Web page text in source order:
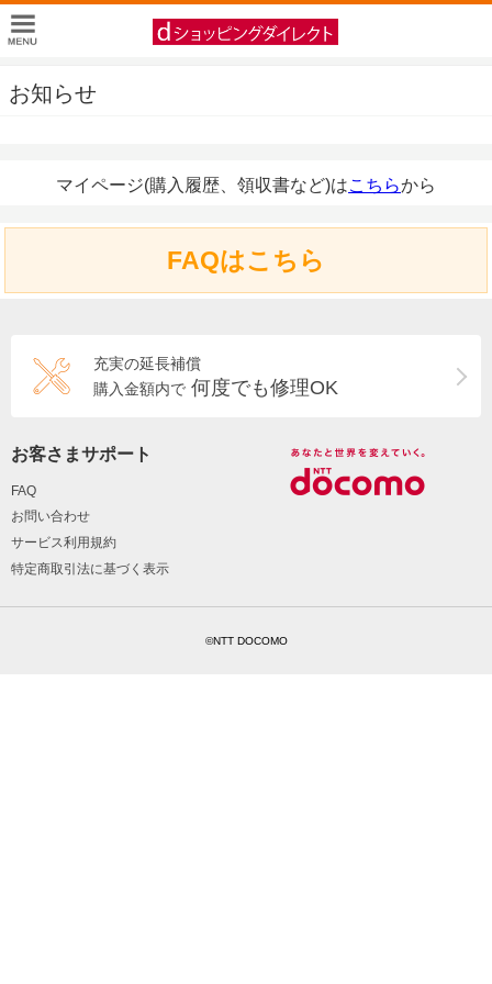
お知らせ
マイページ(購入履歴、領収書など)はこちらから
FAQはこちら
充実の延長補償
購入金額内で 何度でも修理OK
お客さまサポート
FAQ
お問い合わせ
サービス利用規約
特定商取引法に基づく表示
©NTT DOCOMO